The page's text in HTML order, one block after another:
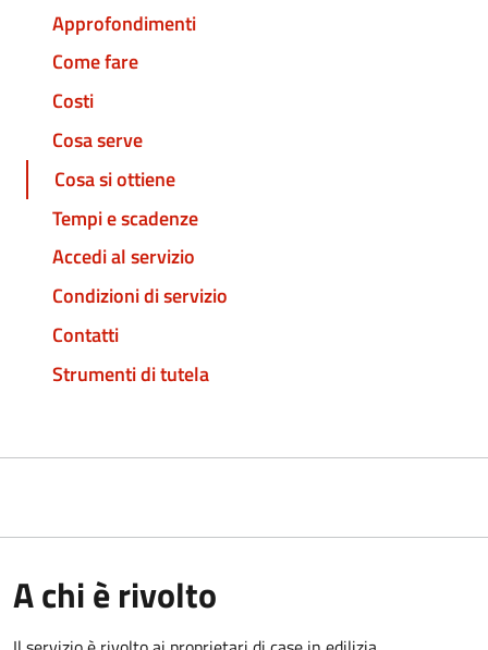
Approfondimenti
Come fare
Costi
Cosa serve
Cosa si ottiene
Tempi e scadenze
Accedi al servizio
Condizioni di servizio
Contatti
Strumenti di tutela
A chi è rivolto